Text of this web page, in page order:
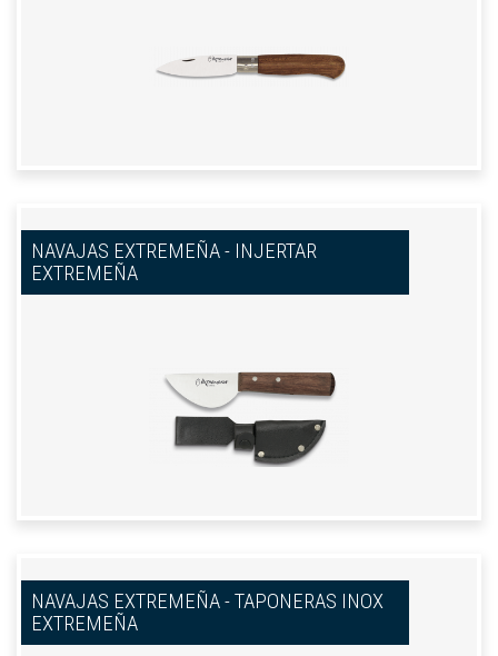
NAVAJAS EXTREMEÑA - INJERTAR
EXTREMEÑA
NAVAJAS EXTREMEÑA - TAPONERAS INOX
EXTREMEÑA